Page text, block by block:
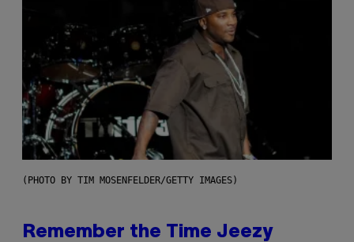
(PHOTO BY TIM MOSENFELDER/GETTY IMAGES)
Remember the Time Jeezy